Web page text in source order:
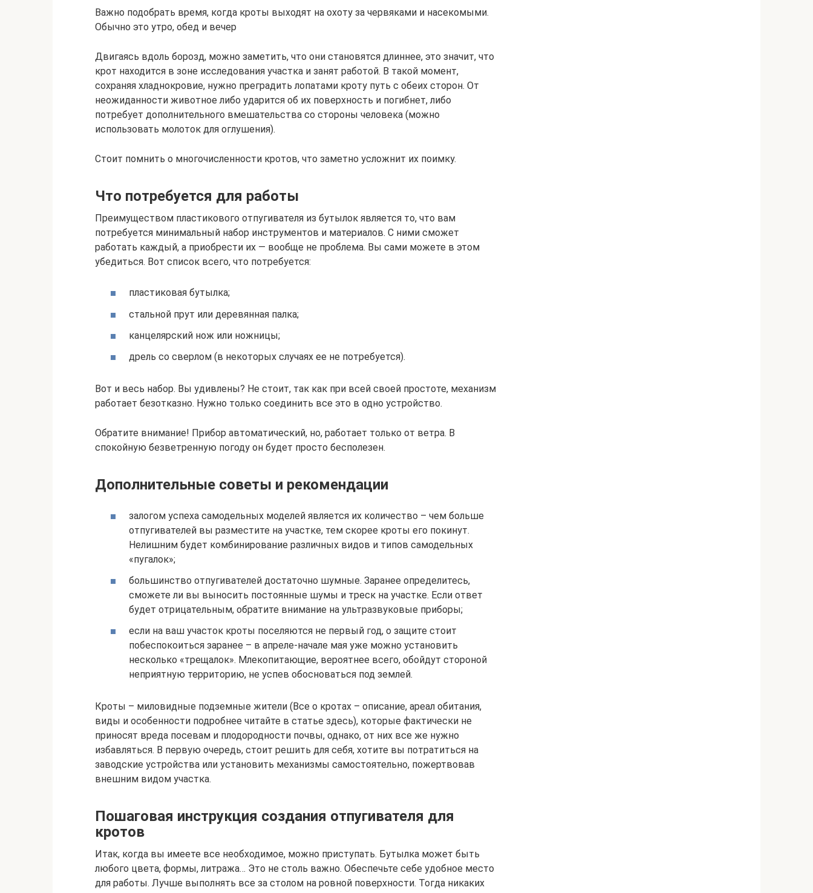
Важно подобрать время, когда кроты выходят на охоту за червяками и насекомыми.
Обычно это утро, обед и вечер
Двигаясь вдоль борозд, можно заметить, что они становятся длиннее, это значит, что
крот находится в зоне исследования участка и занят работой. В такой момент,
сохраняя хладнокровие, нужно преградить лопатами кроту путь с обеих сторон. От
неожиданности животное либо ударится об их поверхность и погибнет, либо
потребует дополнительного вмешательства со стороны человека (можно
использовать молоток для оглушения).
Стоит помнить о многочисленности кротов, что заметно усложнит их поимку.
Что потребуется для работы
Преимуществом пластикового отпугивателя из бутылок является то, что вам
потребуется минимальный набор инструментов и материалов. С ними сможет
работать каждый, а приобрести их — вообще не проблема. Вы сами можете в этом
убедиться. Вот список всего, что потребуется:
пластиковая бутылка;
стальной прут или деревянная палка;
канцелярский нож или ножницы;
дрель со сверлом (в некоторых случаях ее не потребуется).
Вот и весь набор. Вы удивлены? Не стоит, так как при всей своей простоте, механизм
работает безотказно. Нужно только соединить все это в одно устройство.
Обратите внимание! Прибор автоматический, но, работает только от ветра. В
спокойную безветренную погоду он будет просто бесполезен.
Дополнительные советы и рекомендации
залогом успеха самодельных моделей является их количество – чем больше
отпугивателей вы разместите на участке, тем скорее кроты его покинут.
Нелишним будет комбинирование различных видов и типов самодельных
«пугалок»;
большинство отпугивателей достаточно шумные. Заранее определитесь,
сможете ли вы выносить постоянные шумы и треск на участке. Если ответ
будет отрицательным, обратите внимание на ультразвуковые приборы;
если на ваш участок кроты поселяются не первый год, о защите стоит
побеспокоиться заранее – в апреле-начале мая уже можно установить
несколько «трещалок». Млекопитающие, вероятнее всего, обойдут стороной
неприятную территорию, не успев обосноваться под землей.
Кроты – миловидные подземные жители (Все о кротах – описание, ареал обитания,
виды и особенности подробнее читайте в статье здесь), которые фактически не
приносят вреда посевам и плодородности почвы, однако, от них все же нужно
избавляться. В первую очередь, стоит решить для себя, хотите вы потратиться на
заводские устройства или установить механизмы самостоятельно, пожертвовав
внешним видом участка.
Пошаговая инструкция создания отпугивателя для
кротов
Итак, когда вы имеете все необходимое, можно приступать. Бутылка может быть
любого цвета, формы, литража… Это не столь важно. Обеспечьте себе удобное место
для работы. Лучше выполнять все за столом на ровной поверхности. Тогда никаких